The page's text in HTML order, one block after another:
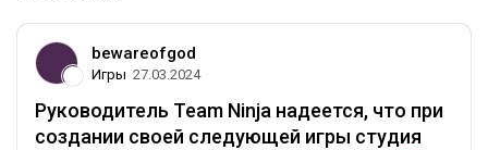
bewareofgod
Игры 27.03.2024
Руководитель Team Ninja надеется, что при
создании своей следующей игры студия